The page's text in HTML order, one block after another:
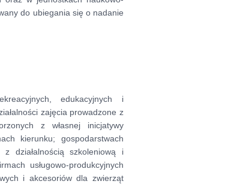
do ubiegania się o nadanie
edukacyjnych i
zajęcia prowadzone z
z własnej inicjatywy
kierunku; gospodarstwach
z działalnością szkoleniową i
usługowo-produkcyjnych
i akcesoriów dla zwierząt